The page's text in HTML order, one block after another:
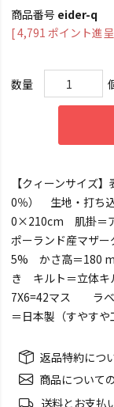
商品番号 eider-q
[4,791 ポイント進
【クィーンサイズ
0％） 生地・打ち
0×210cm 肌掛＝
ポーランド産マザ
5% かさ高＝180
き キルト＝立体キ
7X6=42マス ラベ
＝日本製（すやすや
返品特約につ
商品について
送料とお支払